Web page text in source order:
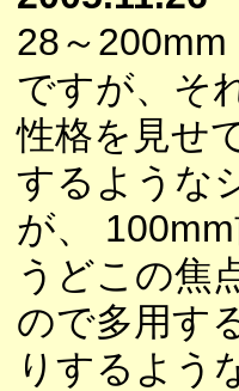
28～
ですが、そ
性格を見せ
するような
が、
うどこの焦
ので多用す
りするよう